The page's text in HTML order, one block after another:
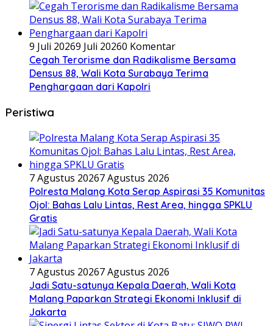
9 Juli 20269 Juli 20260 Komentar
Cegah Terorisme dan Radikalisme Bersama
Densus 88, Wali Kota Surabaya Terima
Penghargaan dari Kapolri
Peristiwa
7 Agustus 20267 Agustus 2026
Polresta Malang Kota Serap Aspirasi 35 Komunitas
Ojol: Bahas Lalu Lintas, Rest Area, hingga SPKLU
Gratis
7 Agustus 20267 Agustus 2026
Jadi Satu-satunya Kepala Daerah, Wali Kota
Malang Paparkan Strategi Ekonomi Inklusif di
Jakarta